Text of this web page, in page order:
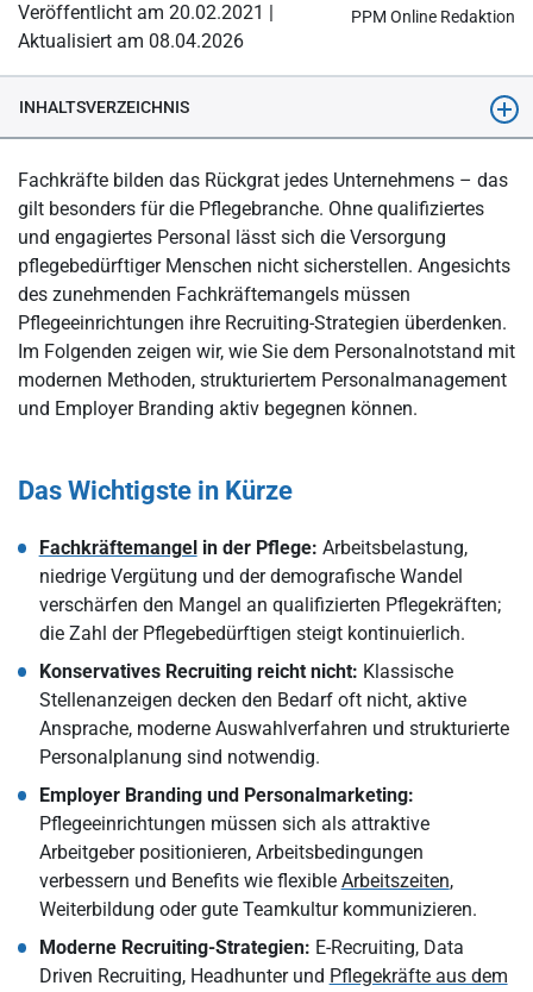
Veröffentlicht am 20.02.2021 |
Aktualisiert am 08.04.2026
PPM Online Redaktion
INHALTSVERZEICHNIS
Personalsituation in der Pflege: Fachkräftemangel
Konservatives Recruiting in der Pflege: Herausforderungen und
Lösungen
Handlungsempfehlung zur Personalgewinnung in der
Pflegebranche
Employer Branding im Pflegebereich
6 Bereiche des Employer Brandings in der Pflege
Arbeitsbedingungen
Headhunter im Gesundheitswesen
Pflegekräfte aus dem Ausland – eine lohnende Alternative?
Fachkräfte bilden das Rückgrat jedes Unternehmens – das
gilt besonders für die Pflegebranche. Ohne qualifiziertes
und engagiertes Personal lässt sich die Versorgung
pflegebedürftiger Menschen nicht sicherstellen. Angesichts
des zunehmenden Fachkräftemangels müssen
Pflegeeinrichtungen ihre Recruiting-Strategien überdenken.
Im Folgenden zeigen wir, wie Sie dem Personalnotstand mit
modernen Methoden, strukturiertem Personalmanagement
und Employer Branding aktiv begegnen können.
Das Wichtigste in Kürze
Fachkräftemangelin der Pflege: Arbeitsbelastung,
niedrige Vergütung und der demografische Wandel
verschärfen den Mangel an qualifizierten Pflegekräften;
die Zahl der Pflegebedürftigen steigt kontinuierlich.
Konservatives Recruiting reicht nicht: Klassische
Stellenanzeigen decken den Bedarf oft nicht, aktive
Ansprache, moderne Auswahlverfahren und strukturierte
Personalplanung sind notwendig.
Employer Branding und Personalmarketing:
Pflegeeinrichtungen müssen sich als attraktive
Arbeitgeber positionieren, Arbeitsbedingungen
verbessern und Benefits wie flexible Arbeitszeiten,
Weiterbildung oder gute Teamkultur kommunizieren.
Moderne Recruiting-Strategien: E-Recruiting, Data
Driven Recruiting, Headhunter und Pflegekräfte aus dem